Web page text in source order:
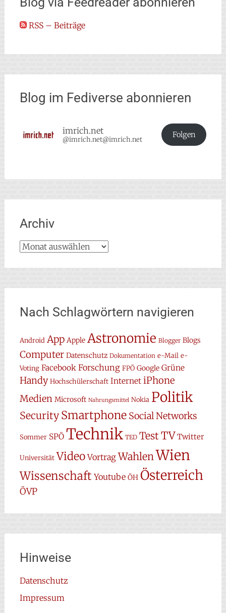
RSS – Beiträge
Blog im Fediverse abonnieren
imrich.net
@imrich.net@imrich.net
Folgen
Archiv
Archiv
Nach Schlagwörtern navigieren
Android App Apple Astronomie Blogger Blogs
Computer Datenschutz Dokumentation e-Mail e-
Voting Facebook Forschung FPÖ Google Grüne
Handy Hochschülerschaft Internet iPhone
Medien Microsoft Nahrungsmittel Nokia Politik
Security Smartphone Social Networks
Sommer SPÖ Technik TED Test TV Twitter
Universität Video Vortrag Wahlen Wien
Wissenschaft Youtube ÖH Österreich
ÖVP
Hinweise
Datenschutz
Impressum